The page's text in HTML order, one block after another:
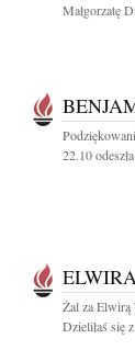
Małgorzatę
22.10
Żal za Elwirą
Dzieliłaś się